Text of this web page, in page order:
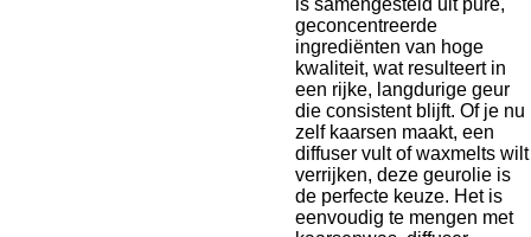
is samengesteld uit pure,
geconcentreerde
ingrediënten van hoge
kwaliteit, wat resulteert in
een rijke, langdurige geur
die consistent blijft. Of je nu
zelf kaarsen maakt, een
diffuser vult of waxmelts wilt
verrijken, deze geurolie is
de perfecte keuze. Het is
eenvoudig te mengen met